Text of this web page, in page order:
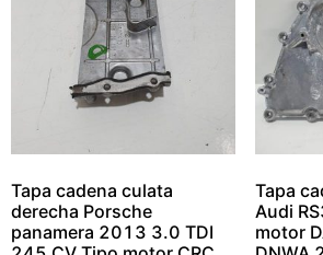
Tapa cadena culata
derecha Porsche
panamera 2013 3.0 TDI
Tapa
Audi
motor